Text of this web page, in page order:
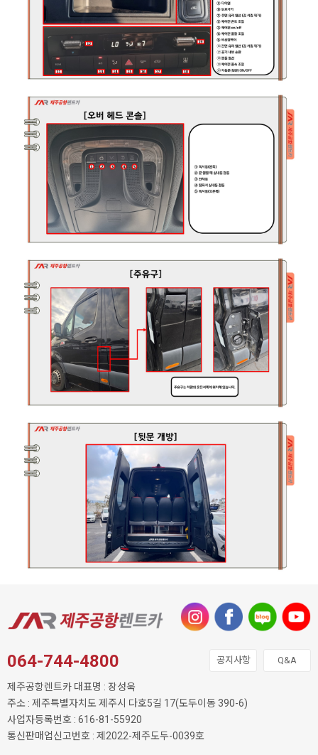
064-744-4800 공지사항 Q&A
제주공항렌트카 대표명 : 장성욱
주소 : 제주특별자치도 제주시 다호5길 17(도두이동 390-6)
사업자등록번호 : 616-81-55920
통신판매업신고번호 : 제2022-제주도두-0039호